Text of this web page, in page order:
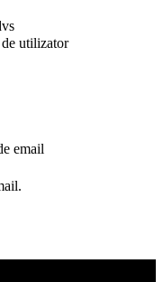
utilizator
email